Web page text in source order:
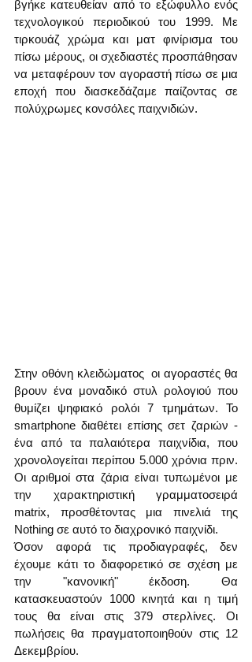
βγήκε κατευθείαν από το εξώφυλλο ενός
τεχνολογικού περιοδικού του 1999. Με
τιρκουάζ χρώμα και ματ φινίρισμα του
πίσω μέρους, οι σχεδιαστές προσπάθησαν
να μεταφέρουν τον αγοραστή πίσω σε μια
εποχή που διασκεδάζαμε παίζοντας σε
πολύχρωμες κονσόλες παιχνιδιών.
Στην οθόνη κλειδώματος  οι αγοραστές θα
βρουν ένα μοναδικό στυλ ρολογιού που
θυμίζει ψηφιακό ρολόι 7 τμημάτων. Το
smartphone διαθέτει επίσης σετ ζαριών -
ένα από τα παλαιότερα παιχνίδια, που
χρονολογείται περίπου 5.000 χρόνια πριν.
Οι αριθμοί στα ζάρια είναι τυπωμένοι με
την χαρακτηριστική γραμματοσειρά
matrix, προσθέτοντας μια πινελιά της
Nothing σε αυτό το διαχρονικό παιχνίδι.
Όσον αφορά τις προδιαγραφές, δεν
έχουμε κάτι το διαφορετικό σε σχέση με
την "κανονική" έκδοση. Θα
κατασκευαστούν 1000 κινητά και η τιμή
τους θα είναι στις 379 στερλίνες. Οι
πωλήσεις θα πραγματοποιηθούν στις 12
Δεκεμβρίου.